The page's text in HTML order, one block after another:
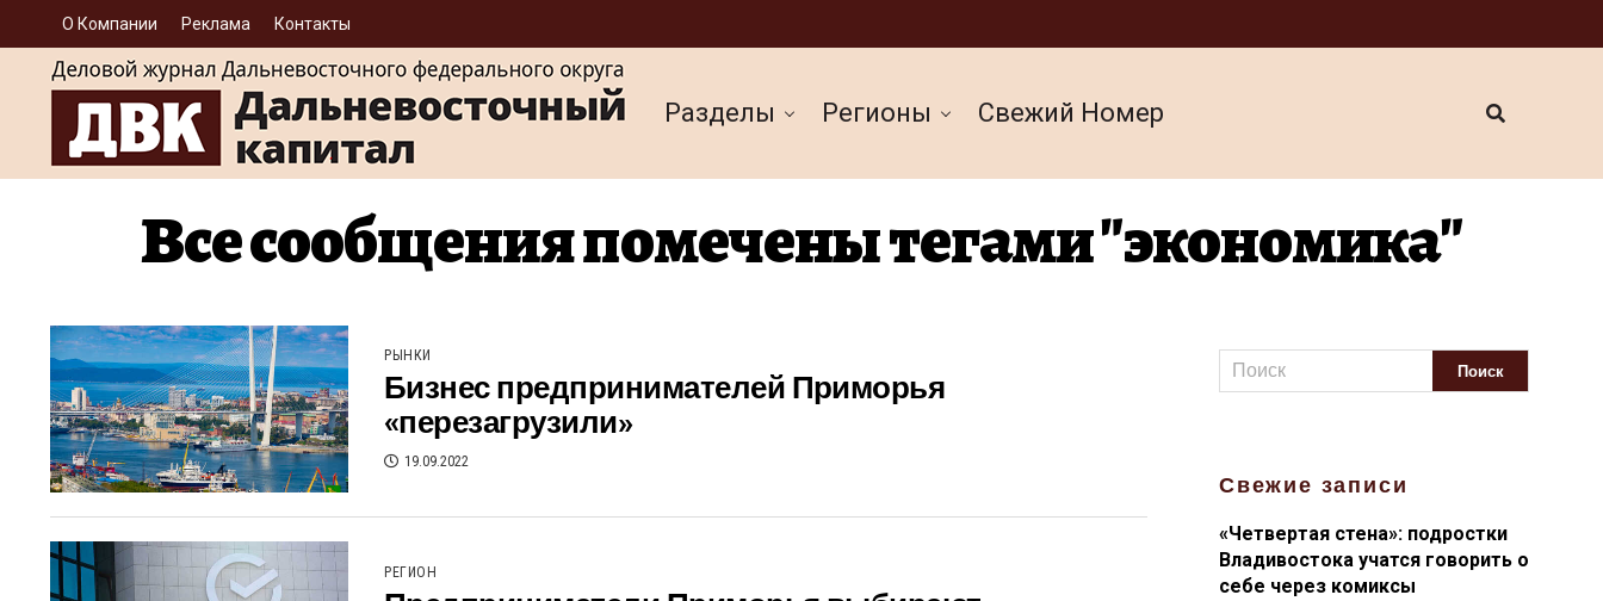
О Компании Реклама Контакты
Разделы Регионы Cвежий Номер
Все сообщения помечены тегами "экономика"
РЫНКИ
Бизнес предпринимателей Приморья
«перезагрузили»
19.09.2022
РЕГИОН
Свежие записи
«Четвертая стена»: подростки
Владивостока учатся говорить о
себе через комиксы